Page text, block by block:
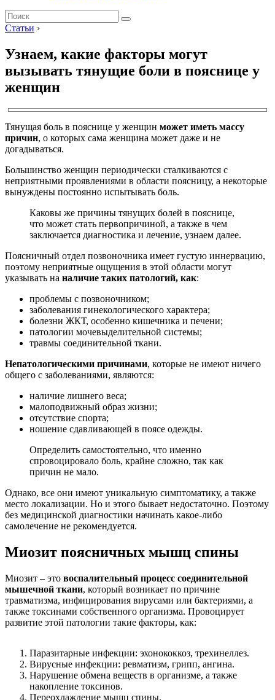
Статьи ›
Узнаем, какие факторы могут
вызывать тянущие боли в пояснице у
женщин
Тянущая боль в пояснице у женщин может иметь массу
причин, о которых сама женщина может даже и не
догадываться.
Большинство женщин периодически сталкиваются с
неприятными проявлениями в области поясницу, а некоторые
вынуждены постоянно испытывать боль.
Каковы же причины тянущих болей в пояснице,
что может стать первопричиной, а также в чем
заключается диагностика и лечение, узнаем далее.
Поясничный отдел позвоночника имеет густую иннервацию,
поэтому неприятные ощущения в этой области могут
указывать на наличие таких патологий, как:
проблемы с позвоночником;
заболевания гинекологического характера;
болезни ЖКТ, особенно кишечника и печени;
патологии мочевыделительной системы;
травмы соединительной ткани.
Непатологическими причинами, которые не имеют ничего
общего с заболеваниями, являются:
наличие лишнего веса;
малоподвижный образ жизни;
отсутствие спорта;
ношение сдавливающей в поясе одежды.
Определить самостоятельно, что именно
спровоцировало боль, крайне сложно, так как
причин не мало.
Однако, все они имеют уникальную симптоматику, а также
место локализации. Но и этого бывает недостаточно. Поэтому
без медицинской диагностики начинать какое-либо
самолечение не рекомендуется.
Миозит поясничных мышц спины
Миозит – это воспалительный процесс соединительной
мышечной ткани, который возникает по причине
травматизма, инфицирования вирусами или бактериями, а
также токсинами собственного организма. Провоцирует
развитие этой патологии такие факторы, как:
Паразитарные инфекции: эхонококкоз, трехинеллез.
Вирусные инфекции: ревматизм, грипп, ангина.
Нарушение обмена веществ в организме, а также
накопление токсинов.
Переохлаждение мышц спины.